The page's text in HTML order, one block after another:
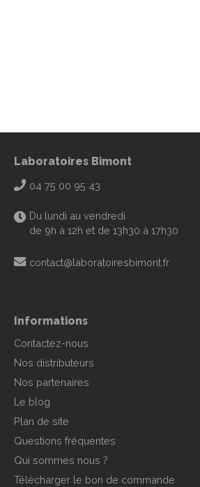
Laboratoires Bimont
04 75 00 95 43
Du lundi au vendredi
de 9h à 12h et de 13h30 à 17h30
contact@laboratoiresbimont.fr
Informations
Contactez-nous
Nos distributeurs
Nos partenaires
Le blog
Plan de site
Questions fréquentes
Qui sommes nous ?
Télécharger le bon de commande